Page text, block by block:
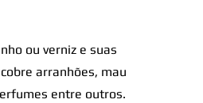
ou verniz e suas
arranhões, mau
entre outros.